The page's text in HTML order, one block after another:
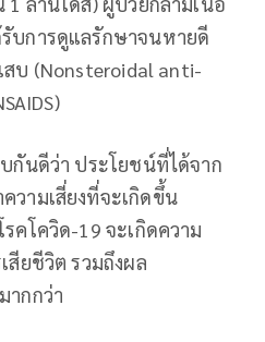
บการดูแลรักษาจนหายดี
สบ (Nonsteroidal anti-
กันดีว่า ประโยชน์ที่ได้จาก
วามเสี่ยงที่จะเกิดขึ้น
คโควิด-19 จะเกิดความ
สียชีวิต รวมถึงผล
ากกว่า